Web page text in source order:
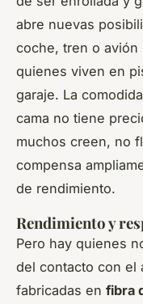
abre nuevas
coche, tren o avión
quienes viven en
garaje. La
cama no tiene
muchos creen, no
compensa
de rendimiento.
Rendimiento y
Pero hay quienes
del contacto con el
fabricadas en fibra